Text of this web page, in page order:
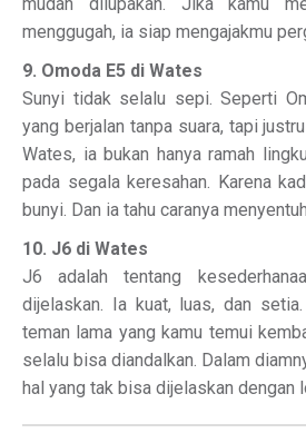
menggugah, ia siap mengajakmu
9. Omoda E5 di Wates
Sunyi tidak selalu sepi. Seperti
yang berjalan tanpa suara, tapi
Wates, ia bukan hanya ramah
pada segala keresahan. Karena
bunyi. Dan ia tahu caranya
10. J6 di Wates
J6 adalah tentang
dijelaskan. Ia kuat, luas, dan
teman lama yang kamu temui
selalu bisa diandalkan. Dalam
hal yang tak bisa dijelaskan dengan